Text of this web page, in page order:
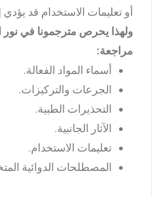
أو تعليمات الاستخدام قد
ولهذا يحرص مترجمونا في نور
مراجعة:
أسماء المواد الفعالة.
الجرعات والتركيزات.
التحذيرات الطبية.
الآثار الجانبية.
تعليمات الاستخدام.
المصطلحات الدوائية